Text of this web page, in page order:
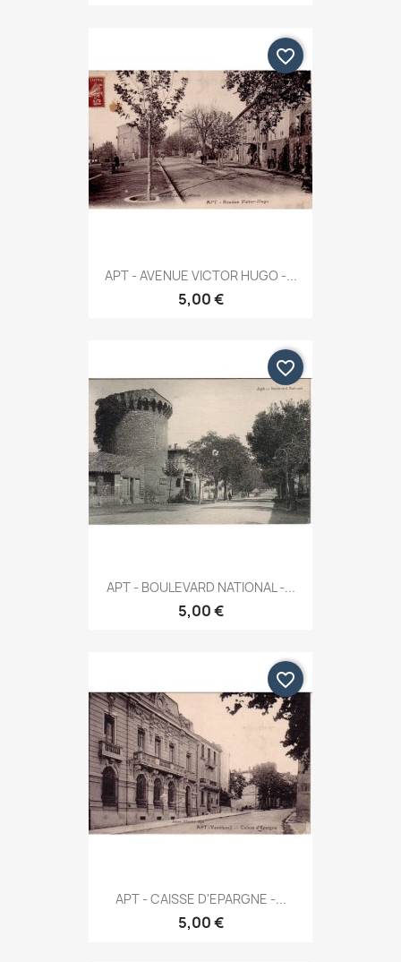
APT - AVENUE VICTOR HUGO -...
5,00 €
favorite_border
APT - BOULEVARD NATIONAL -...
5,00 €
favorite_border
APT - CAISSE D'EPARGNE -...
5,00 €
favorite_border